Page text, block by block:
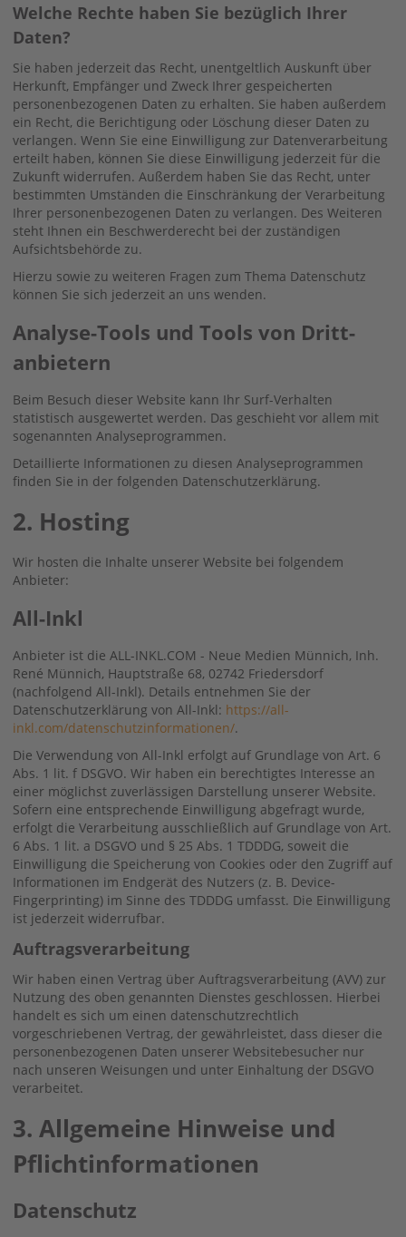
Welche Rechte haben Sie bezüglich Ihrer
Daten?
Sie haben jederzeit das Recht, unentgeltlich Auskunft über
Herkunft, Empfänger und Zweck Ihrer gespeicherten
personenbezogenen Daten zu erhalten. Sie haben außerdem
ein Recht, die Berichtigung oder Löschung dieser Daten zu
verlangen. Wenn Sie eine Einwilligung zur Datenverarbeitung
erteilt haben, können Sie diese Einwilligung jederzeit für die
Zukunft widerrufen. Außerdem haben Sie das Recht, unter
bestimmten Umständen die Einschränkung der Verarbeitung
Ihrer personenbezogenen Daten zu verlangen. Des Weiteren
steht Ihnen ein Beschwerderecht bei der zuständigen
Aufsichtsbehörde zu.
Hierzu sowie zu weiteren Fragen zum Thema Datenschutz
können Sie sich jederzeit an uns wenden.
Analyse-Tools und Tools von Dritt­
anbietern
Beim Besuch dieser Website kann Ihr Surf-Verhalten
statistisch ausgewertet werden. Das geschieht vor allem mit
sogenannten Analyseprogrammen.
Detaillierte Informationen zu diesen Analyseprogrammen
finden Sie in der folgenden Datenschutzerklärung.
2. Hosting
Wir hosten die Inhalte unserer Website bei folgendem
Anbieter:
All-Inkl
Anbieter ist die ALL-INKL.COM - Neue Medien Münnich, Inh.
René Münnich, Hauptstraße 68, 02742 Friedersdorf
(nachfolgend All-Inkl). Details entnehmen Sie der
Datenschutzerklärung von All-Inkl: https://all-
inkl.com/datenschutzinformationen/.
Die Verwendung von All-Inkl erfolgt auf Grundlage von Art. 6
Abs. 1 lit. f DSGVO. Wir haben ein berechtigtes Interesse an
einer möglichst zuverlässigen Darstellung unserer Website.
Sofern eine entsprechende Einwilligung abgefragt wurde,
erfolgt die Verarbeitung ausschließlich auf Grundlage von Art.
6 Abs. 1 lit. a DSGVO und § 25 Abs. 1 TDDDG, soweit die
Einwilligung die Speicherung von Cookies oder den Zugriff auf
Informationen im Endgerät des Nutzers (z. B. Device-
Fingerprinting) im Sinne des TDDDG umfasst. Die Einwilligung
ist jederzeit widerrufbar.
Auftragsverarbeitung
Wir haben einen Vertrag über Auftragsverarbeitung (AVV) zur
Nutzung des oben genannten Dienstes geschlossen. Hierbei
handelt es sich um einen datenschutzrechtlich
vorgeschriebenen Vertrag, der gewährleistet, dass dieser die
personenbezogenen Daten unserer Websitebesucher nur
nach unseren Weisungen und unter Einhaltung der DSGVO
verarbeitet.
3. Allgemeine Hinweise und
Pflicht­informationen
Datenschutz